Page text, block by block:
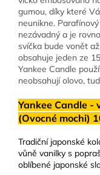
gumou, díky které
neunikne.
nezávadný a je
svíčka bude vonět
obsahuje jeden ze
Yankee Candle
neobsahují olovo,
Yankee Candle -
(Ovocné mochi)
Tradiční japonské
vůně vanilky s
oblíbené japonské